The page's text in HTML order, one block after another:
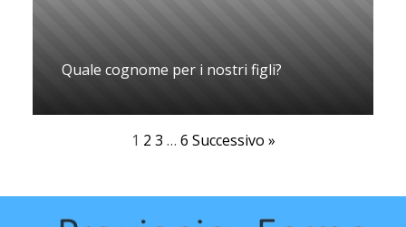
Quale cognome per i nostri figli?
1 2 3 … 6 Successivo »